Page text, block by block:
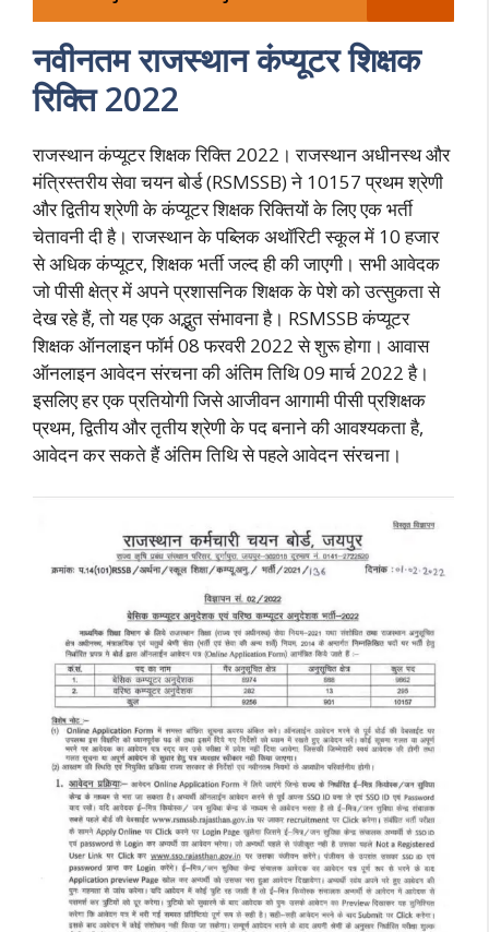
नवीनतम राजस्थान कंप्यूटर शिक्षक
रिक्ति 2022
राजस्थान कंप्यूटर शिक्षक रिक्ति 2022। राजस्थान अधीनस्थ और
मंत्रिस्तरीय सेवा चयन बोर्ड (RSMSSB) ने 10157 प्रथम श्रेणी
और द्वितीय श्रेणी के कंप्यूटर शिक्षक रिक्तियों के लिए एक भर्ती
चेतावनी दी है। राजस्थान के पब्लिक अथॉरिटी स्कूल में 10 हजार
से अधिक कंप्यूटर, शिक्षक भर्ती जल्द ही की जाएगी। सभी आवेदक
जो पीसी क्षेत्र में अपने प्रशासनिक शिक्षक के पेशे को उत्सुकता से
देख रहे हैं, तो यह एक अद्भुत संभावना है। RSMSSB कंप्यूटर
शिक्षक ऑनलाइन फॉर्म 08 फरवरी 2022 से शुरू होगा। आवास
ऑनलाइन आवेदन संरचना की अंतिम तिथि 09 मार्च 2022 है।
इसलिए हर एक प्रतियोगी जिसे आजीवन आगामी पीसी प्रशिक्षक
प्रथम, द्वितीय और तृतीय श्रेणी के पद बनाने की आवश्यकता है,
आवेदन कर सकते हैं अंतिम तिथि से पहले आवेदन संरचना।